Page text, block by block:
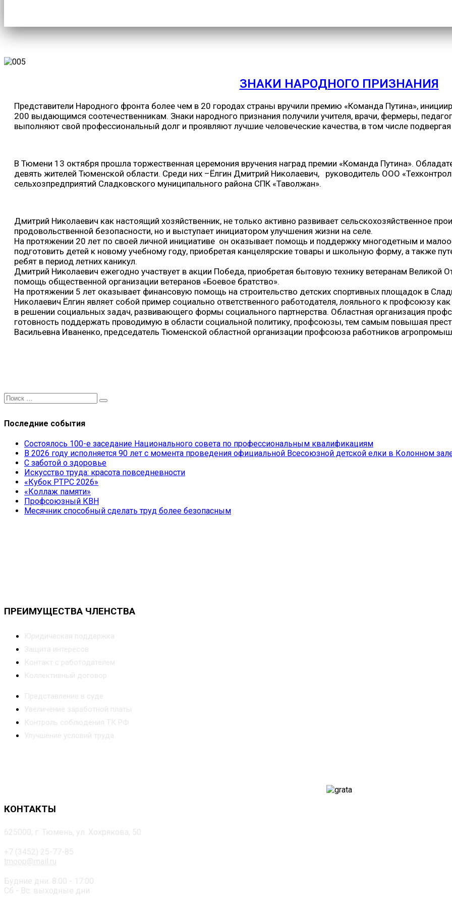
ЗНАКИ НАРОДНОГО ПРИЗНАНИЯ
Представители Народного фронта более чем в 20 городах страны вручили премию «Команда Путина»,
200 выдающимся соотечественникам. Знаки народного признания получили учителя, врачи, фермеры,
выполняют свой профессиональный долг и проявляют лучшие человеческие качества, в том числе
В Тюмени 13 октября прошла торжественная церемония вручения наград премии «Команда Путина».
девять жителей Тюменской области. Среди них –Ёлгин Дмитрий Николаевич, руководитель ООО
сельхозпредприятий Сладковского муниципального района СПК «Таволжан».
Дмитрий Николаевич как настоящий хозяйственник, не только активно развивает сельскохозяйственное
продовольственной безопасности, но и выступает инициатором улучшения жизни на селе.
На протяжении 20 лет по своей личной инициативе он оказывает помощь и поддержку многодетным и
подготовить детей к новому учебному году, приобретая канцелярские товары и школьную форму, а также
ребят в период летних каникул.
Дмитрий Николаевич ежегодно участвует в акции Победа, приобретая бытовую технику ветеранам Великой
помощь общественной организации ветеранов «Боевое братство».
На протяжении 5 лет оказывает финансовую помощь на строительство детских спортивных площадок в
Николаевич Ёлгин являет собой пример социально ответственного работодателя, лояльного к профсоюзу
в решении социальных задач, развивающего формы социального партнерства. Областная организация
готовность поддержать проводимую в области социальной политику, профсоюзы, тем самым повышая
Васильевна Иваненко, председатель Тюменской областной организации профсоюза работников
Последние события
Состоялось 100-е заседание Национального совета по профессиональным квалификациям
В 2026 году исполняется 90 лет с момента проведения официальной Всесоюзной детской елки в Колонном
С заботой о здоровье
Искусство труда: красота повседневности
«Кубок РТРС 2026»
«Коллаж памяти»
Профсоюзный КВН
Месячник способный сделать труд более безопасным
ПРЕИМУЩЕСТВА ЧЛЕНСТВА
Юридическая поддержка
Защита интересов
Контакт с работодателем
Коллективный договор
Представление в суде
Увеличение заработной платы
Контроль соблюдения ТК РФ
Улучшение условий труда
КОНТАКТЫ
625000, г. Тюмень, ул. Хохрякова, 50
+7 (3452) 25-77-85
tmoop@mail.ru
Будние дни: 8:00 - 17:00
Сб - Вс: выходные дни